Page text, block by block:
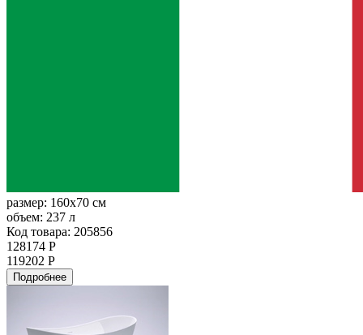
размер: 160x70 см
объем: 237 л
Код товара: 205856
128174 Р
119202 Р
Подробнее